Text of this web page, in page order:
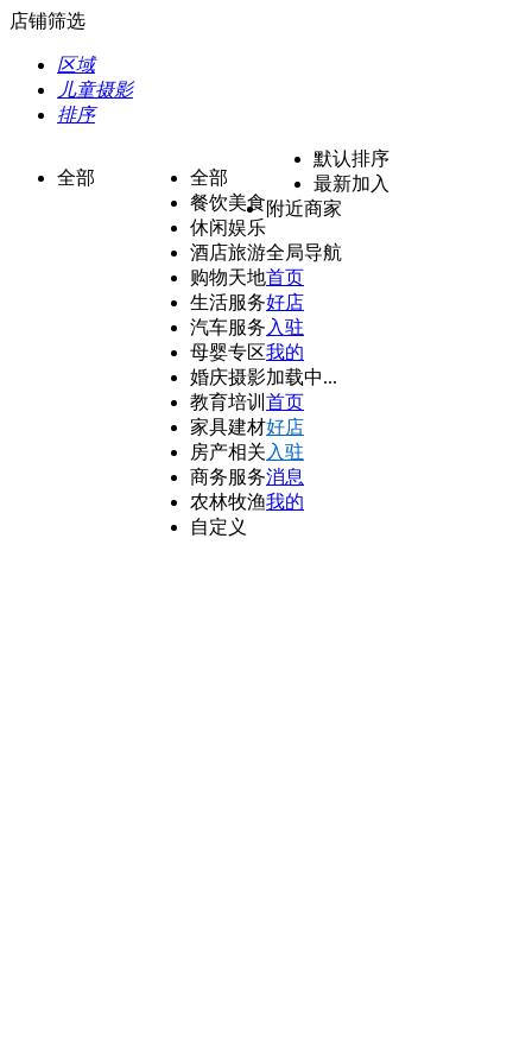
店铺筛选
区域
儿童摄影
排序
全部
全部
餐饮美食
休闲娱乐
酒店旅游
购物天地
生活服务
汽车服务
母婴专区
婚庆摄影
教育培训
家具建材
房产相关
商务服务
农林牧渔
自定义
默认排序
最新加入
附近商家
全局导航
首页
好店
入驻
我的
加载中...
首页
好店
入驻
消息
我的